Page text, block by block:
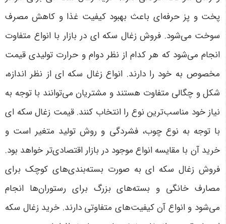
پخت و پز حرفه‌ای باعث بهبود کیفیت غذا و کاهش مصرف
سوخت می‌شود. فروش زغال سکه ای در بازار با انواع متفاوت
انجام می‌شود که هر کدام از نظر دوام و حرارت تولیدی قیمت
مخصوص به خود را دارند. انواع زغال سکه ای از نظر اندازه،
شکل و چگالی متفاوت هستند و مشتریان می‌توانند با توجه به
نیاز خود مناسب‌ترین نوع را انتخاب کنند. قیمت زغال سکه ای
با توجه به نوع چوب، فشردگی و روش تولید متغیر است و
خرید آن با مقایسه انواع موجود در بازار اقتصادی‌تر خواهد بود.
فروش زغال سکه ای به صورت بسته‌بندی‌های کوچک برای
مصارف خانگی و بسته‌های بزرگ برای رستوران‌ها انجام
می‌شود و انواع آن کیفیت‌های متفاوتی دارند. خرید زغال سکه